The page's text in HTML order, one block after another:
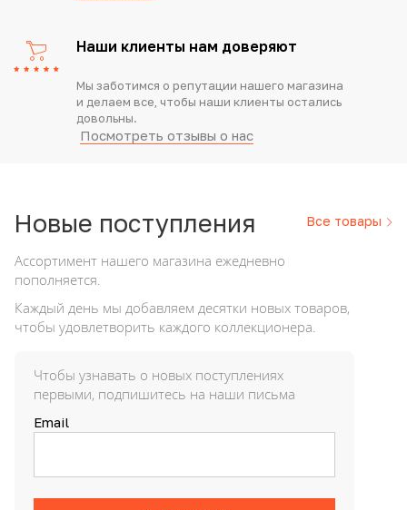
Наши клиенты нам доверяют
Мы заботимся о репутации нашего магазина
и делаем все, чтобы наши клиенты остались
довольны.
Посмотреть отзывы о нас
Все товары
Новые поступления
Ассортимент нашего магазина ежедневно
пополняется.
Каждый день мы добавляем десятки новых товаров,
чтобы удовлетворить каждого коллекционера.
Чтобы узнавать о новых поступлениях
первыми, подпишитесь на наши письма
Email